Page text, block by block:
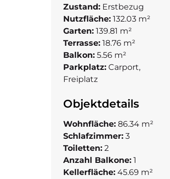
Zustand:Erstbezug
Nutzfläche:132.03 m²
Garten:139.81 m²
Terrasse:18.76 m²
Balkon:5.56 m²
Parkplatz:Carport,
Freiplatz
Objektdetails
Wohnfläche:86.34 m²
Schlafzimmer:3
Toiletten:2
Anzahl Balkone:1
Kellerfläche:45.69 m²